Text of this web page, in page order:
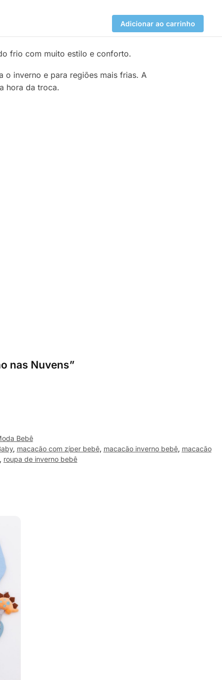
Adicionar ao carrinho
frio com muito estilo e conforto.
o inverno e para regiões mais frias. A
hora da troca.
nas Nuvens”
Bebê
, macacão com zíper bebê, macacão inverno bebê, macacão
, roupa de inverno bebê